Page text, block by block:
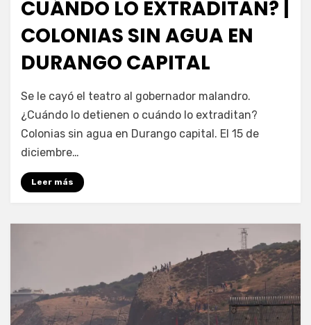
CUÁNDO LO EXTRADITAN? |
COLONIAS SIN AGUA EN
DURANGO CAPITAL
por Fernando Miranda Servín
Se le cayó el teatro al gobernador malandro.
¿Cuándo lo detienen o cuándo lo extraditan?
Colonias sin agua en Durango capital. El 15 de
diciembre…
Leer más